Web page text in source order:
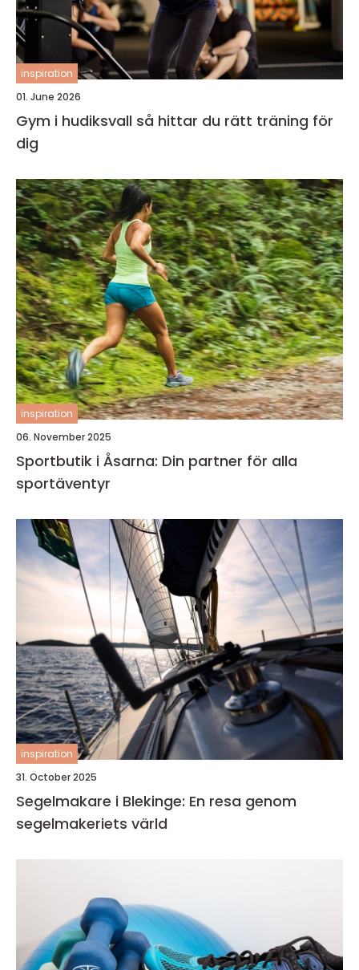
inspiration
01. June 2026
Gym i hudiksvall så hittar du rätt träning för
dig
inspiration
06. November 2025
Sportbutik i Åsarna: Din partner för alla
sportäventyr
inspiration
31. October 2025
Segelmakare i Blekinge: En resa genom
segelmakeriets värld